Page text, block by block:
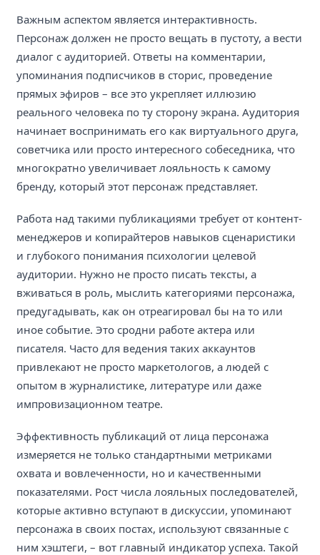
Важным аспектом является интерактивность.
Персонаж должен не просто вещать в пустоту, а вести
диалог с аудиторией. Ответы на комментарии,
упоминания подписчиков в сторис, проведение
прямых эфиров – все это укрепляет иллюзию
реального человека по ту сторону экрана. Аудитория
начинает воспринимать его как виртуального друга,
советчика или просто интересного собеседника, что
многократно увеличивает лояльность к самому
бренду, который этот персонаж представляет.
Работа над такими публикациями требует от контент-
менеджеров и копирайтеров навыков сценаристики
и глубокого понимания психологии целевой
аудитории. Нужно не просто писать тексты, а
вживаться в роль, мыслить категориями персонажа,
предугадывать, как он отреагировал бы на то или
иное событие. Это сродни работе актера или
писателя. Часто для ведения таких аккаунтов
привлекают не просто маркетологов, а людей с
опытом в журналистике, литературе или даже
импровизационном театре.
Эффективность публикаций от лица персонажа
измеряется не только стандартными метриками
охвата и вовлеченности, но и качественными
показателями. Рост числа лояльных последователей,
которые активно вступают в дискуссии, упоминают
персонажа в своих постах, используют связанные с
ним хэштеги, – вот главный индикатор успеха. Такой